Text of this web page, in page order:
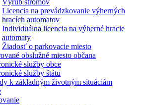
Výrub stromov
Licencia na prevádzkovanie výherných
hracích automatov
Individuálna licencia na výherné hracie
automaty
Žiadosť o parkovacie miesto
obslužné miesto občana
služby obce
služby štátu
k základným životným situáciám